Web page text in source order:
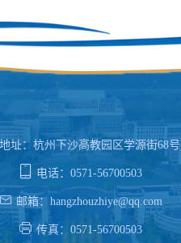
址：杭州下沙高教园区学源街68号
电话：0571-56700503
邮箱：hangzhouzhiye@qq.com
传真：0571-56700503